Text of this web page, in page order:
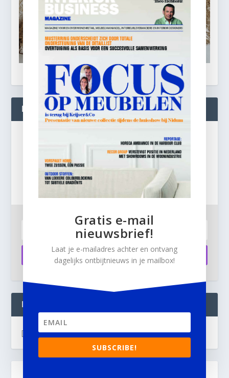
BLIJF OP DE HOOGTE!
Gratis
e-mail nieuwsbrief!
Laat je e-mailadres achter en ontvang dagelijks
ontbijtnieuws in je mailbox.
Aanmelden
INTERIOR BUSINESS LIVE:
[instagram-feed]
Gratis e-mail
nieuwsbrief!
Laat je e-mailadres achter en ontvang
dagelijks ontbijtnieuws in je mailbox!
SUBSCRIBE!